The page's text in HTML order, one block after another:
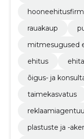
rauakaup
mitmesugused
ehitus
õigus- ja
taimekasvatus
plastuste ja -